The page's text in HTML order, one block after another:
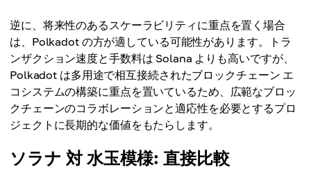
逆に、将来性のあるスケーラビリティに重点を置く場合
は、Polkadot の方が適している可能性があります。トラ
ンザクション速度と手数料は Solana よりも高いですが、
Polkadot は多用途で相互接続されたブロックチェーン エ
コシステムの構築に重点を置いているため、広範なブロッ
クチェーンのコラボレーションと適応性を必要とするプロ
ジェクトに長期的な価値をもたらします。
ソラナ 対 水玉模様: 直接比較